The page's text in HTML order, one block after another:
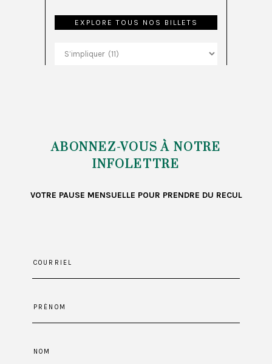
EXPLORE TOUS NOS BILLETS
Explore
ABONNEZ-VOUS À NOTRE
INFOLETTRE
VOTRE PAUSE MENSUELLE POUR PRENDRE DU RECUL